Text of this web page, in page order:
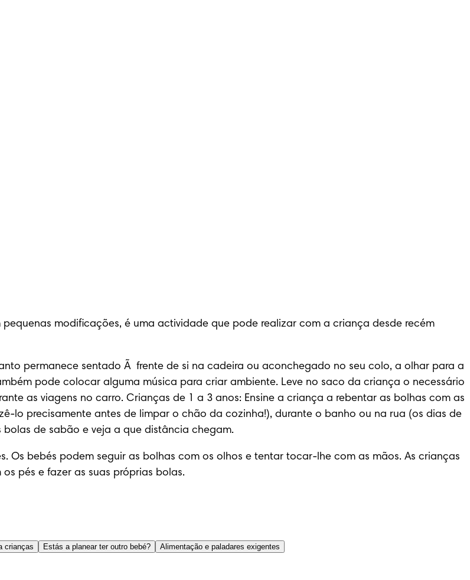
modificações, é uma actividade que pode realizar com a criança desde recém
permanece sentado Ã  frente de si na cadeira ou aconchegado no seu colo, a olhar para a
pode colocar alguma música para criar ambiente. Leve no saco da criança o necessário
as viagens no carro. Crianças de 1 a 3 anos: Ensine a criança a rebentar as bolhas com as
lo precisamente antes de limpar o chão da cozinha!), durante o banho ou na rua (os dias de
de sabão e veja a que distância chegam.
Os bebés podem seguir as bolhas com os olhos e tentar tocar-lhe com as mãos. As crianças
pés e fazer as suas próprias bolas.
crianças Estás a planear ter outro bebé? Alimentação e paladares exigentes